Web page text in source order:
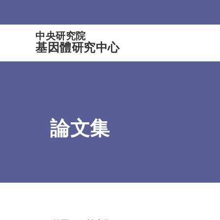
中央研究院
基因體研究中心
論文集